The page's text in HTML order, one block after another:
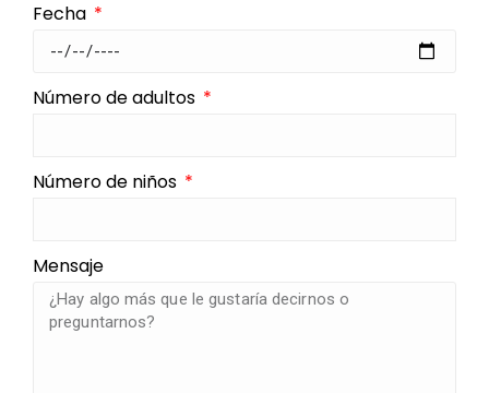
Fecha
Número de adultos
Número de niños
Mensaje